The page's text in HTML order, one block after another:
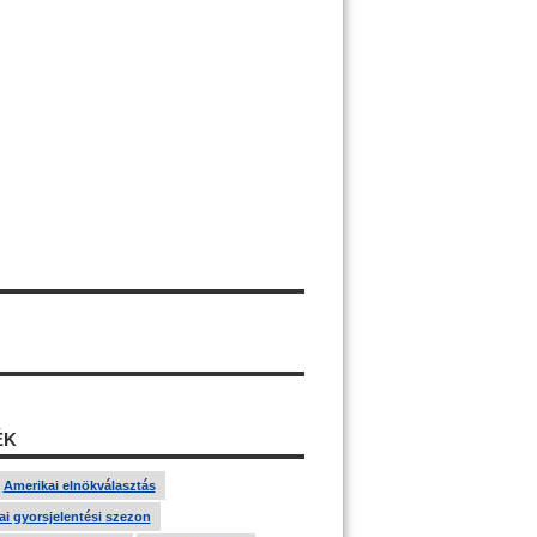
Amerikai elnökválasztás
gyorsjelentési szezon